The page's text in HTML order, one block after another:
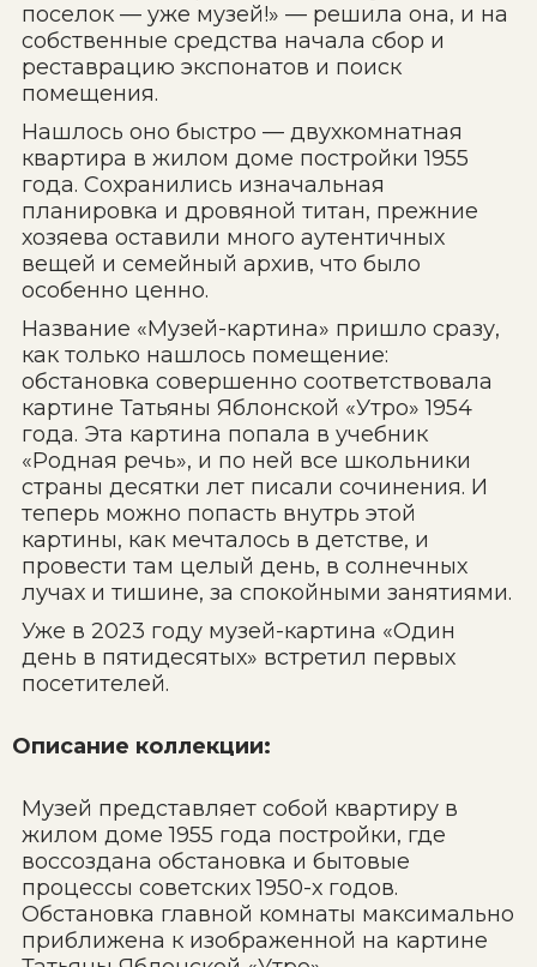
поселок — уже музей!» — решила она, и на
собственные средства начала сбор и
реставрацию экспонатов и поиск
помещения.
Нашлось оно быстро — двухкомнатная
квартира в жилом доме постройки 1955
года. Сохранились изначальная
планировка и дровяной титан, прежние
хозяева оставили много аутентичных
вещей и семейный архив, что было
особенно ценно.
Название «Музей-картина» пришло сразу,
как только нашлось помещение:
обстановка совершенно соответствовала
картине Татьяны Яблонской «Утро» 1954
года. Эта картина попала в учебник
«Родная речь», и по ней все школьники
страны десятки лет писали сочинения. И
теперь можно попасть внутрь этой
картины, как мечталось в детстве, и
провести там целый день, в солнечных
лучах и тишине, за спокойными занятиями.
Уже в 2023 году музей-картина «Один
день в пятидесятых» встретил первых
посетителей.
Описание коллекции:
Музей представляет собой квартиру в
жилом доме 1955 года постройки, где
воссоздана обстановка и бытовые
процессы советских 1950-х годов.
Обстановка главной комнаты максимально
приближена к изображенной на картине